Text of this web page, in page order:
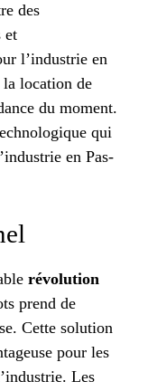
des
et
l’industrie en
location de
du moment.
qui
en Pas-
révolution
prend de
Cette solution
pour les
Les